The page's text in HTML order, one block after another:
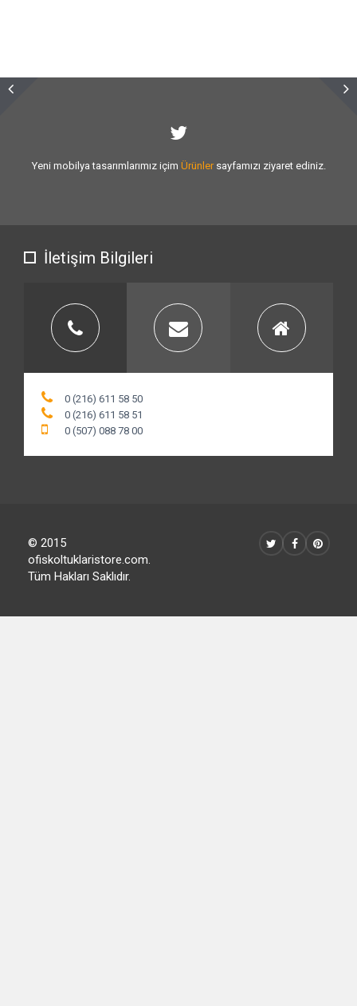
Sizlere vermiş olduğumuzhizmet kalitesiniartırmak için var gücümüzle
İletişim Bilgileri
0 (216) 611 58 50
0 (216) 611 58 51
© 2015
ofiskoltuklaristore.com.